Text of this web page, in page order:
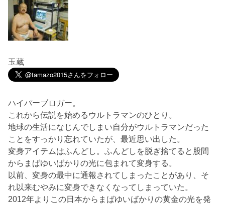
玉蔵
ハイパーブロガー。
これから伝説を始めるウルトラマンのひとり。
地球の生活になじんでしまい自分がウルトラマンだった
ことをすっかり忘れていたが、最近思い出した。
変身アイテムはふんどし。ふんどしを脱ぎ捨てると股間
からまばゆいばかりの光に包まれて変身する。
以前、変身の最中に通報されてしまったことがあり、そ
れ以来むやみに変身できなくなってしまっていた。
2012年よりこの日本からまばゆいばかりの黄金の光を発